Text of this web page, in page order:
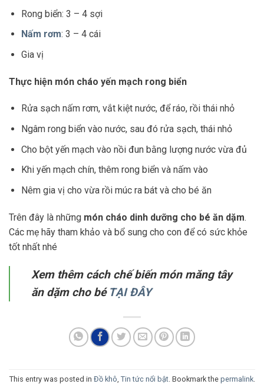
Rong biển: 3 – 4 sợi
Nấm rơm: 3 – 4 cái
Gia vị
Thực hiện món cháo yến mạch rong biển
Rửa sạch nấm rơm, vắt kiệt nước, để ráo, rồi thái nhỏ
Ngâm rong biển vào nước, sau đó rửa sạch, thái nhỏ
Cho bột yến mạch vào nồi đun bằng lượng nước vừa đủ
Khi yến mạch chín, thêm rong biển và nấm vào
Nêm gia vị cho vừa rồi múc ra bát và cho bé ăn
Trên đây là những món cháo dinh dưỡng cho bé ăn dặm.
Các mẹ hãy tham khảo và bổ sung cho con để có sức khỏe
tốt nhất nhé
Xem thêm cách chế biến món măng tây
ăn dặm cho bé TẠI ĐÂY
This entry was posted in Đồ khô Tin tức nổi bật. Bookmark the permalink.